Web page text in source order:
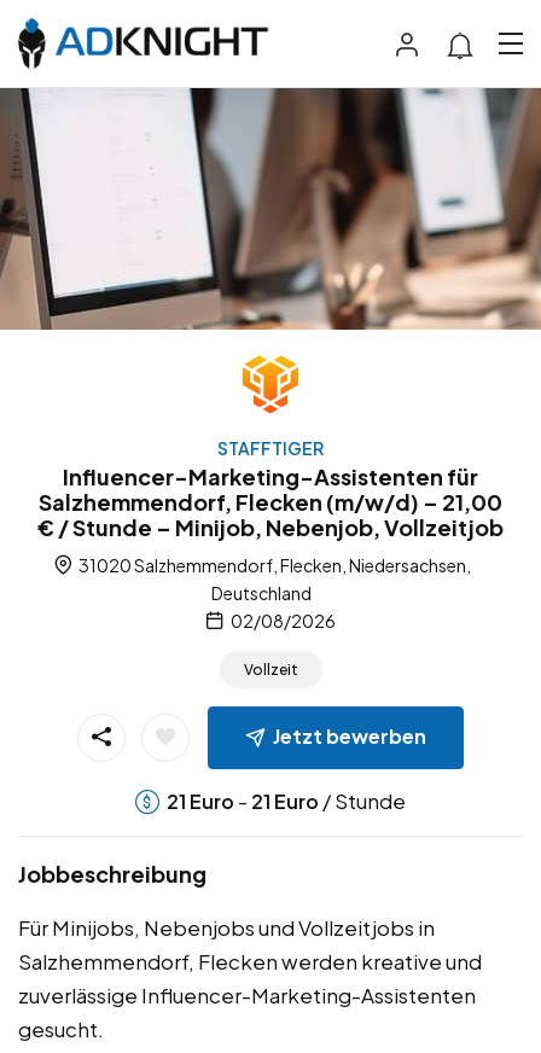
STAFFTIGER
Influencer-Marketing-Assistenten für
Salzhemmendorf, Flecken (m/w/d) – 21,00
€ / Stunde – Minijob, Nebenjob, Vollzeitjob
31020 Salzhemmendorf, Flecken, Niedersachsen,
Deutschland
02/08/2026
Vollzeit
Jetzt bewerben
21 Euro - 21 Euro / Stunde
Jobbeschreibung
Für Minijobs, Nebenjobs und Vollzeitjobs in
Salzhemmendorf, Flecken werden kreative und
zuverlässige Influencer-Marketing-Assistenten
gesucht.